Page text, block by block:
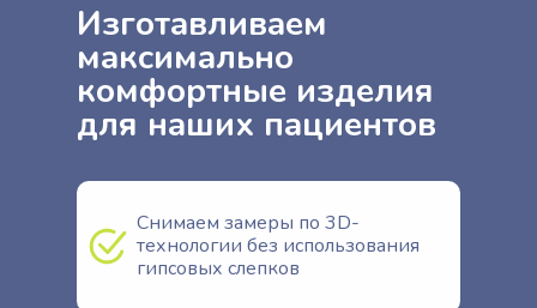
Изготавливаем
максимально
комфортные изделия
для наших пациентов
Снимаем замеры по 3D-
технологии без использования
гипсовых слепков